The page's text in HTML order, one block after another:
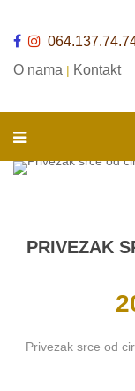
O nama | Kontakt
PRIVEZAK
Privezak srce od